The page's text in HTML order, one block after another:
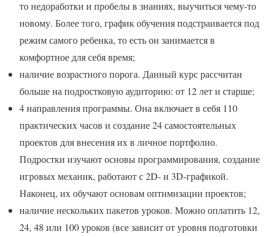
то недоработки и пробелы в знаниях, выучиться чему-то
новому. Более того, график обучения подстраивается под
режим самого ребенка, то есть он занимается в
комфортное для себя время;
наличие возрастного порога. Данный курс рассчитан
больше на подростковую аудиторию: от 12 лет и старше;
4 направления программы. Она включает в себя 110
практических часов и создание 24 самостоятельных
проектов для внесения их в личное портфолио.
Подростки изучают основы программирования, создание
игровых механик, работают с 2D- и 3D-графикой.
Наконец, их обучают основам оптимизации проектов;
наличие нескольких пакетов уроков. Можно оплатить 12,
24, 48 или 100 уроков (все зависит от уровня подготовки